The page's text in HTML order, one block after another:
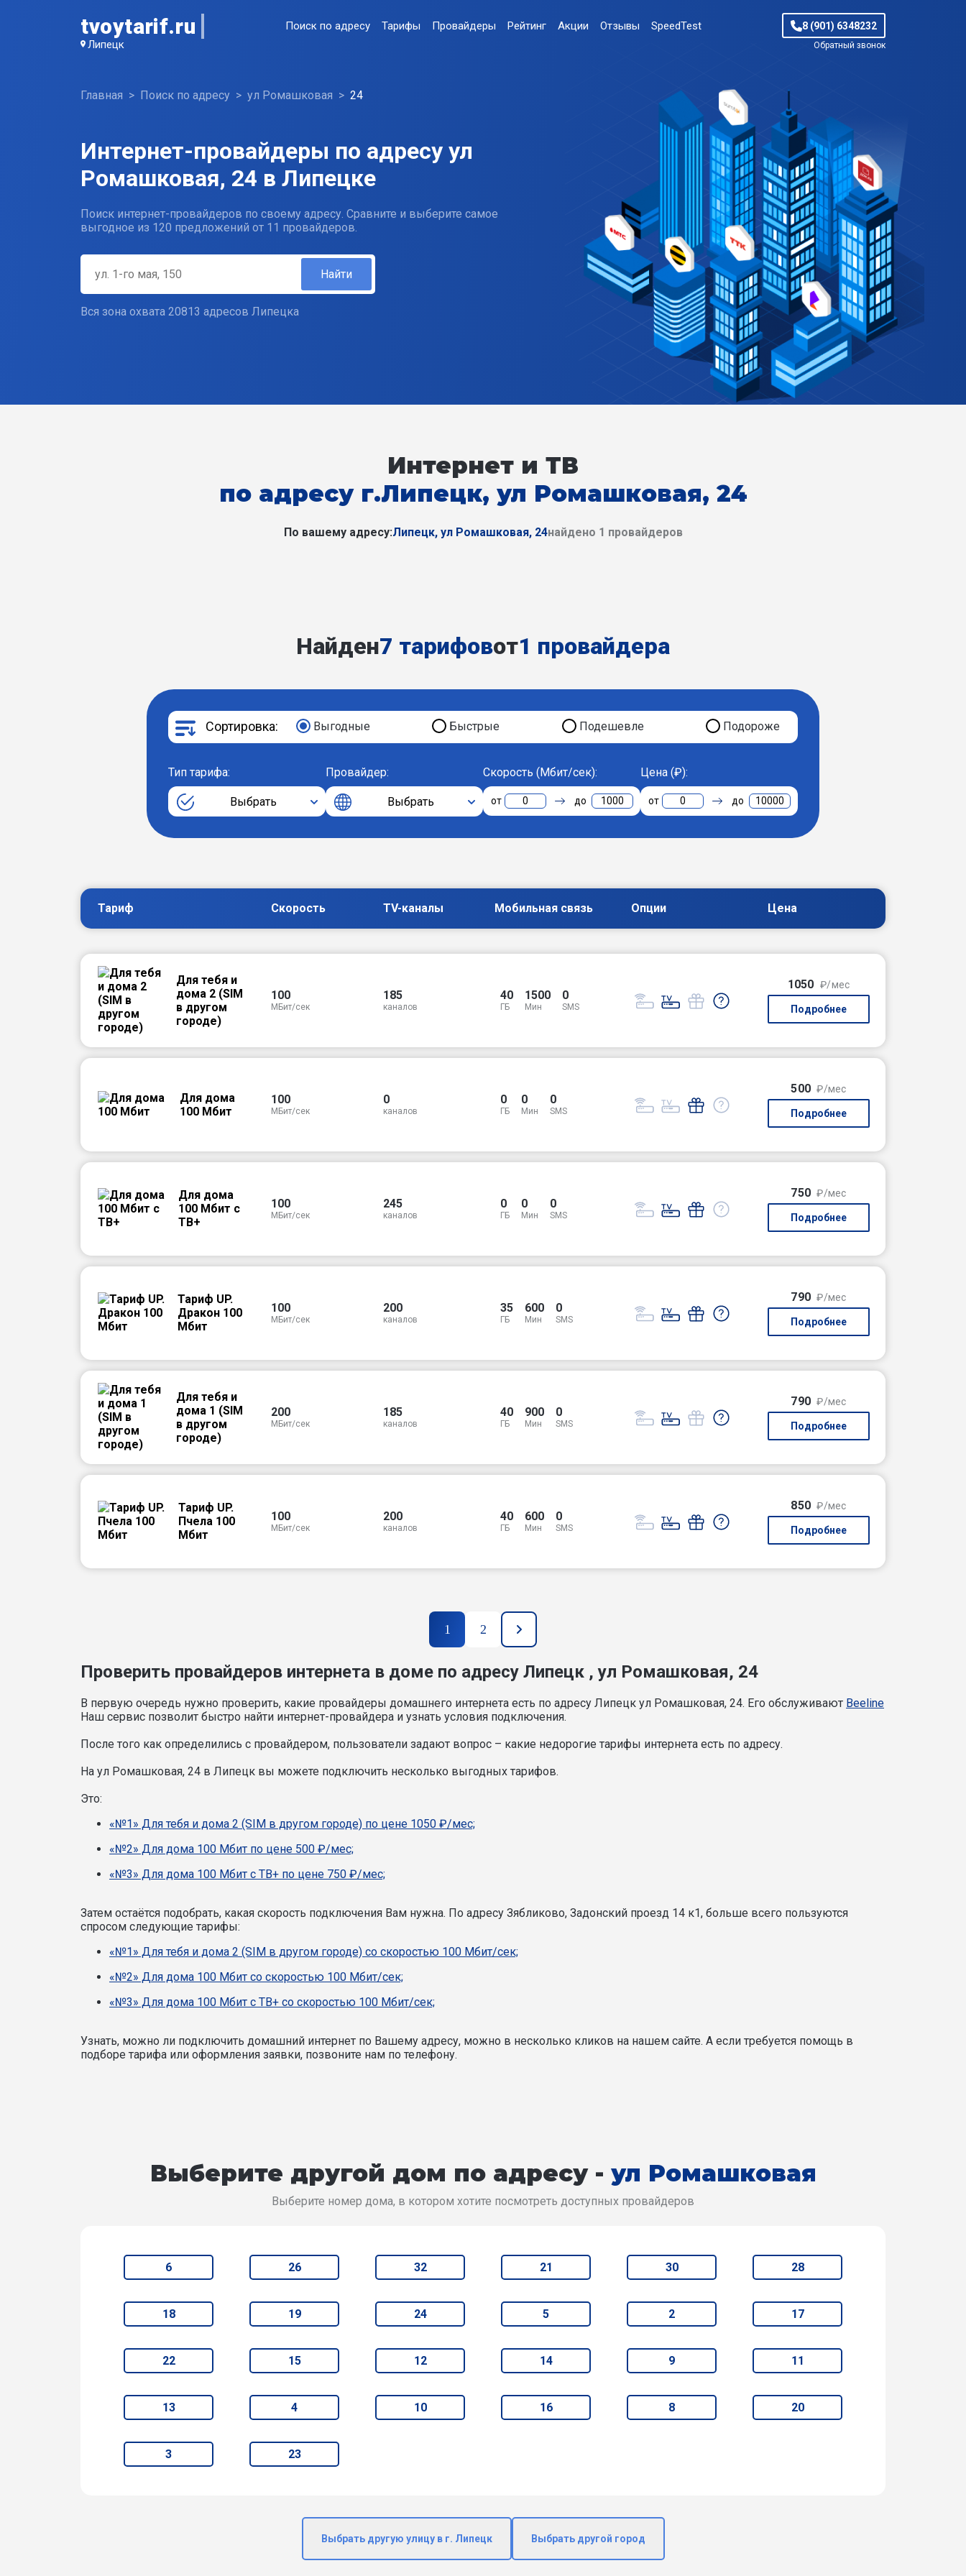
tvoytarif.ru
Липецк
Поиск по адресу Тарифы Провайдеры Рейтинг Акции Отзывы SpeedTest 8 (901) 6348232
Обратный звонок
Главная Поиск по адресу ул Ромашковая 24
Интернет-провайдеры по адресу ул
Ромашковая, 24 в Липецке
Поиск интернет-провайдеров по своему адресу. Сравните и выберите самое
выгодное из 120 предложений от 11 провайдеров.
Найти
Вся зона охвата 20813 адресов Липецка
Интернет и ТВ
по адресу г.Липецк, ул Ромашковая, 24
По вашему адресу:Липецк, ул Ромашковая, 24найдено 1 провайдеров
Найден7 тарифовот1 провайдера
Сортировка: Выгодные Быстрые Подешевле Подороже
Тип тарифа:
Выбрать
Провайдер:
Выбрать
Скорость (Мбит/сек):
0 1000
Цена (₽):
0 10000
Тариф Скорость TV-каналы Мобильная связь Опции Цена
Для тебя и
дома 2 (SIM
в другом
городе)
100
МБит/сек
185
каналов
40
ГБ
1500
Мин
0
SMS
1050 ₽/мес
Подробнее
Для дома
100 Мбит
100
МБит/сек
0
каналов
0
ГБ
0
Мин
0
SMS
500 ₽/мес
Подробнее
Для дома
100 Мбит с
ТВ+
100
МБит/сек
245
каналов
0
ГБ
0
Мин
0
SMS
750 ₽/мес
Подробнее
Тариф UP.
Дракон 100
Мбит
100
МБит/сек
200
каналов
35
ГБ
600
Мин
0
SMS
790 ₽/мес
Подробнее
Для тебя и
дома 1 (SIM
в другом
городе)
200
МБит/сек
185
каналов
40
ГБ
900
Мин
0
SMS
790 ₽/мес
Подробнее
Тариф UP.
Пчела 100
Мбит
100
МБит/сек
200
каналов
40
ГБ
600
Мин
0
SMS
850 ₽/мес
Подробнее
1 2
Проверить провайдеров интернета в доме по адресу Липецк , ул Ромашковая, 24
В первую очередь нужно проверить, какие провайдеры домашнего интернета есть по адресу Липецк ул Ромашковая, 24. Его обслуживают Beeline
Наш сервис позволит быстро найти интернет-провайдера и узнать условия подключения.
После того как определились с провайдером, пользователи задают вопрос – какие недорогие тарифы интернета есть по адресу.
На ул Ромашковая, 24 в Липецк вы можете подключить несколько выгодных тарифов.
Это:
«№1» Для тебя и дома 2 (SIM в другом городе) по цене 1050 ₽/мес;
«№2» Для дома 100 Мбит по цене 500 ₽/мес;
«№3» Для дома 100 Мбит с ТВ+ по цене 750 ₽/мес;
Затем остаётся подобрать, какая скорость подключения Вам нужна. По адресу Зябликово, Задонский проезд 14 к1, больше всего пользуются
спросом следующие тарифы:
«№1» Для тебя и дома 2 (SIM в другом городе) со скоростью 100 Мбит/сек;
«№2» Для дома 100 Мбит со скоростью 100 Мбит/сек;
«№3» Для дома 100 Мбит с ТВ+ со скоростью 100 Мбит/сек;
Узнать, можно ли подключить домашний интернет по Вашему адресу, можно в несколько кликов на нашем сайте. А если требуется помощь в
подборе тарифа или оформления заявки, позвоните нам по телефону.
Выберите другой дом по адресу - ул Ромашковая
Выберите номер дома, в котором хотите посмотреть доступных провайдеров
6 26 32 21 30 28
18 19 24 5 2 17
22 15 12 14 9 11
13 4 10 16 8 20
3 23
Выбрать другую улицу в г. Липецк Выбрать другой город